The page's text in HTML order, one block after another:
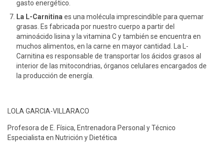
gasto energético.
La L-Carnitinaes una molécula imprescindible para quemar
grasas. Es fabricada por nuestro cuerpo a partir del
aminoácido lisina y la vitamina C y también se encuentra en
muchos alimentos, en la carne en mayor cantidad. La L-
Carnitina es responsable de transportar los ácidos grasos al
interior de las mitocondrias, órganos celulares encargados de
la producción de energía.
LOLA GARCIA-VILLARACO
Profesora de E. Física, Entrenadora Personal y Técnico
Especialista en Nutrición y Dietética